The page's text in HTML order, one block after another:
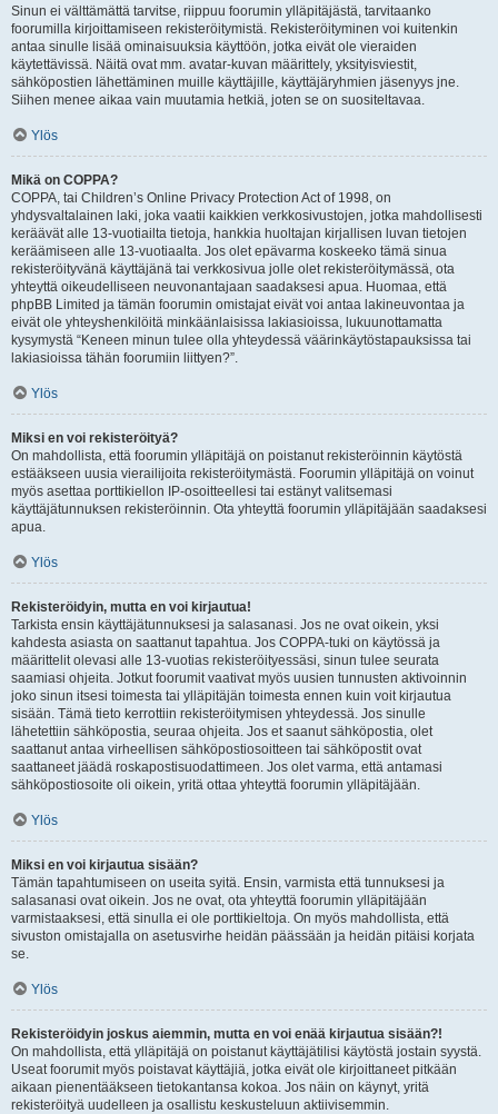
Sinun ei välttämättä tarvitse, riippuu foorumin ylläpitäjästä, tarvitaanko
foorumilla kirjoittamiseen rekisteröitymistä. Rekisteröityminen voi kuitenkin
antaa sinulle lisää ominaisuuksia käyttöön, jotka eivät ole vieraiden
käytettävissä. Näitä ovat mm. avatar-kuvan määrittely, yksityisviestit,
sähköpostien lähettäminen muille käyttäjille, käyttäjäryhmien jäsenyys jne.
Siihen menee aikaa vain muutamia hetkiä, joten se on suositeltavaa.
Ylös
Mikä on COPPA?
COPPA, tai Children’s Online Privacy Protection Act of 1998, on
yhdysvaltalainen laki, joka vaatii kaikkien verkkosivustojen, jotka mahdollisesti
keräävät alle 13-vuotiailta tietoja, hankkia huoltajan kirjallisen luvan tietojen
keräämiseen alle 13-vuotiaalta. Jos olet epävarma koskeeko tämä sinua
rekisteröityvänä käyttäjänä tai verkkosivua jolle olet rekisteröitymässä, ota
yhteyttä oikeudelliseen neuvonantajaan saadaksesi apua. Huomaa, että
phpBB Limited ja tämän foorumin omistajat eivät voi antaa lakineuvontaa ja
eivät ole yhteyshenkilöitä minkäänlaisissa lakiasioissa, lukuunottamatta
kysymystä “Keneen minun tulee olla yhteydessä väärinkäytöstapauksissa tai
lakiasioissa tähän foorumiin liittyen?”.
Ylös
Miksi en voi rekisteröityä?
On mahdollista, että foorumin ylläpitäjä on poistanut rekisteröinnin käytöstä
estääkseen uusia vierailijoita rekisteröitymästä. Foorumin ylläpitäjä on voinut
myös asettaa porttikiellon IP-osoitteellesi tai estänyt valitsemasi
käyttäjätunnuksen rekisteröinnin. Ota yhteyttä foorumin ylläpitäjään saadaksesi
apua.
Ylös
Rekisteröidyin, mutta en voi kirjautua!
Tarkista ensin käyttäjätunnuksesi ja salasanasi. Jos ne ovat oikein, yksi
kahdesta asiasta on saattanut tapahtua. Jos COPPA-tuki on käytössä ja
määrittelit olevasi alle 13-vuotias rekisteröityessäsi, sinun tulee seurata
saamiasi ohjeita. Jotkut foorumit vaativat myös uusien tunnusten aktivoinnin
joko sinun itsesi toimesta tai ylläpitäjän toimesta ennen kuin voit kirjautua
sisään. Tämä tieto kerrottiin rekisteröitymisen yhteydessä. Jos sinulle
lähetettiin sähköpostia, seuraa ohjeita. Jos et saanut sähköpostia, olet
saattanut antaa virheellisen sähköpostiosoitteen tai sähköpostit ovat
saattaneet jäädä roskapostisuodattimeen. Jos olet varma, että antamasi
sähköpostiosoite oli oikein, yritä ottaa yhteyttä foorumin ylläpitäjään.
Ylös
Miksi en voi kirjautua sisään?
Tämän tapahtumiseen on useita syitä. Ensin, varmista että tunnuksesi ja
salasanasi ovat oikein. Jos ne ovat, ota yhteyttä foorumin ylläpitäjään
varmistaaksesi, että sinulla ei ole porttikieltoja. On myös mahdollista, että
sivuston omistajalla on asetusvirhe heidän päässään ja heidän pitäisi korjata
se.
Ylös
Rekisteröidyin joskus aiemmin, mutta en voi enää kirjautua sisään?!
On mahdollista, että ylläpitäjä on poistanut käyttäjätilisi käytöstä jostain syystä.
Useat foorumit myös poistavat käyttäjiä, jotka eivät ole kirjoittaneet pitkään
aikaan pienentääkseen tietokantansa kokoa. Jos näin on käynyt, yritä
rekisteröityä uudelleen ja osallistu keskusteluun aktiivisemmin.